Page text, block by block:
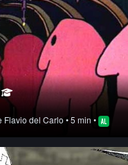
Flavio del Carlo • 5 min •